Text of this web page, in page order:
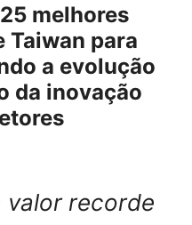
melhores
Taiwan para
a evolução
da inovação
valor recorde